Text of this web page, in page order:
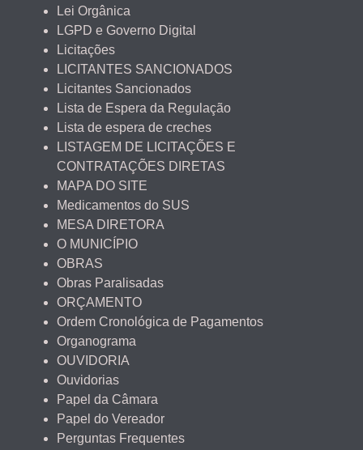
Lei Orgânica
LGPD e Governo Digital
Licitações
LICITANTES SANCIONADOS
Licitantes Sancionados
Lista de Espera da Regulação
Lista de espera de creches
LISTAGEM DE LICITAÇÕES E
CONTRATAÇÕES DIRETAS
MAPA DO SITE
Medicamentos do SUS
MESA DIRETORA
O MUNICÍPIO
OBRAS
Obras Paralisadas
ORÇAMENTO
Ordem Cronológica de Pagamentos
Organograma
OUVIDORIA
Ouvidorias
Papel da Câmara
Papel do Vereador
Perguntas Frequentes